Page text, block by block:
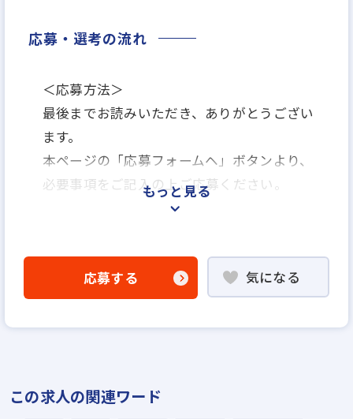
応募・選考の流れ
＜応募方法＞
最後までお読みいただき、ありがとうござい
ます。
本ページの「応募フォームヘ」ボタンより、
必要事項をご記入の上ご応募ください。
「応募フォームへ」よりエントリー
書類選考
▼
内定
もっと見る
応募する 気になる
この求人の関連ワード